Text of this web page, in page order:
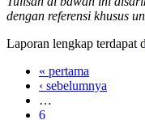
dengan referensi khusus
Laporan lengkap terdapat
« pertama
‹ sebelumnya
…
6